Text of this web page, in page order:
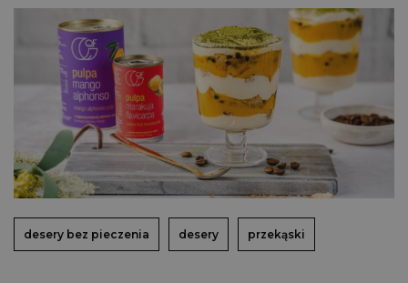
desery bez pieczenia desery przekąski